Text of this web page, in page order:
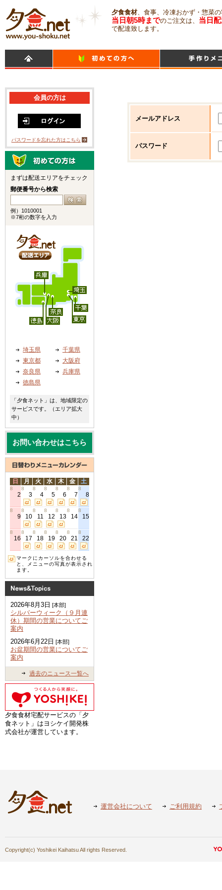
夕食食材、食事、冷凍おかず・惣菜
当日朝5時までのご注文は、 当日
で配達致します。
メールアドレス
パスワード
会員の方は
パスワードを忘れた方はこちら
まずは配送エリアをチェック
郵便番号から検索
例）1010001
※7桁の数字を入力
埼玉県
千葉県
東京都
大阪府
奈良県
兵庫県
徳島県
「夕食ネット」は、地域限定の
サービスです。（エリア拡大
中）
お問い合わせはこちら
日 月 火 水 木 金 土
8
2
8
3
8
4
8
5
8
6
8
7
8
8
8
9
8
10
8
11
8
12
8
13
8
14
8
15
8
16
8
17
8
18
8
19
8
20
8
21
8
22
マークにカーソルを合わせる
と、メニューの写真が表示され
ます。
2026年8月3日 [本部]
シルバーウィーク（９月連
休）期間の営業についてご
案内
2026年6月22日 [本部]
お盆期間の営業についてご
案内
過去のニュース一覧へ
夕食食材宅配サービスの「夕
食ネット」はヨシケイ開発株
式会社が運営しています。
運営会社について ご利用規約
Copyright(c) Yoshikei Kaihatsu All rights Reserved.